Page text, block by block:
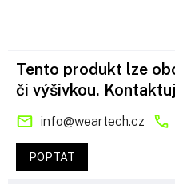
Tento produkt lze
či výšivkou.
info@weartech.cz
POPTAT